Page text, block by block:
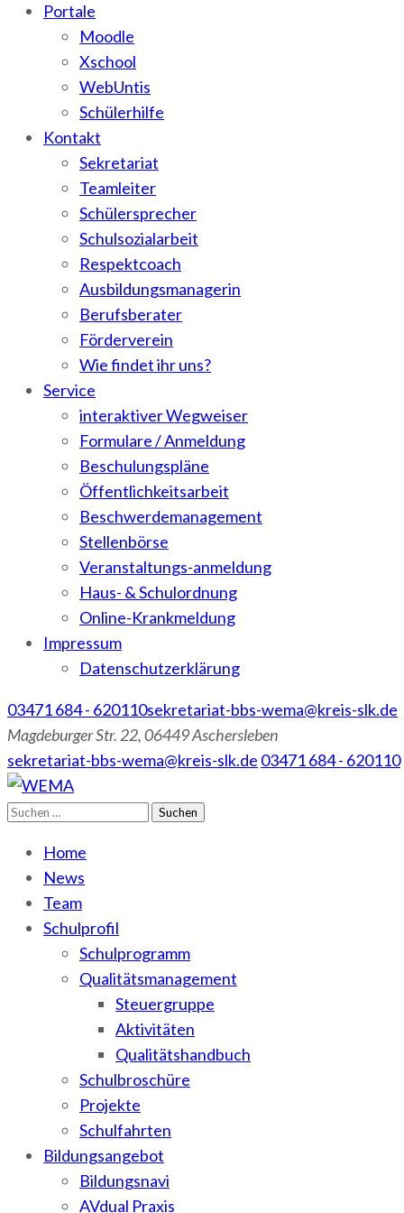
Portale
Moodle
Xschool
WebUntis
Schülerhilfe
Kontakt
Sekretariat
Teamleiter
Schülersprecher
Schulsozialarbeit
Respektcoach
Ausbildungsmanagerin
Berufsberater
Förderverein
Wie findet ihr uns?
Service
interaktiver Wegweiser
Formulare / Anmeldung
Beschulungspläne
Öffentlichkeitsarbeit
Beschwerdemanagement
Stellenbörse
Veranstaltungs-anmeldung
Haus- & Schulordnung
Online-Krankmeldung
Impressum
Datenschutzerklärung
03471 684 - 620110sekretariat-bbs-wema@kreis-slk.de
Magdeburger Str. 22, 06449 Aschersleben
sekretariat-bbs-wema@kreis-slk.de 03471 684 - 620110
WEMA
BbS I des Salzlandkreises
Suchen
Home
News
Team
Schulprofil
Schulprogramm
Qualitätsmanagement
Steuergruppe
Aktivitäten
Qualitätshandbuch
Schulbroschüre
Projekte
Schulfahrten
Bildungsangebot
Bildungsnavi
AVdual Praxis